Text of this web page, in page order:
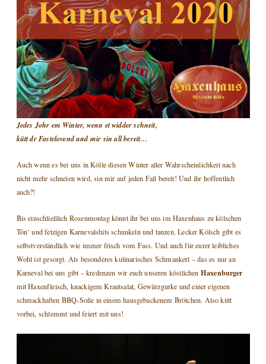
Jedes Johr em Winter, wenn et widder schneit,
kütt dr Fastelovend und mir sin all bereit…
Auch wenn es bei uns in Kölle diesen Winter aller Wahrscheinlichkeit nach
nicht mehr schneien wird, sin mir auf jeden Fall bereit! Und ihr hoffentlich
auch?!
Bis einschließlich Rosenmontag könnt ihr bei uns im Haxenhaus zu kölschen
Tön‘ und fetzigen Karnevalshits schunkeln und tanzen. Lecker Kölsch gibt es
selbstverständlich wie immer frisch vom Fass. Und auch für eurer leibliches
Wohl ist gesorgt. Als besonderes kulinarisches Schmankerl – das es nur an
Karneval bei uns gibt – kredenzen wir euch unseren köstlichen Haxenburger
mit Haxenfleisch, knackigem Krautsalat, Gewürzgurke und einer eigenen
schmackhaften BBQ-Soße in einem hausgebackenem Brötchen. Also kütt
vorbei, schlemmt und feiert mit uns!